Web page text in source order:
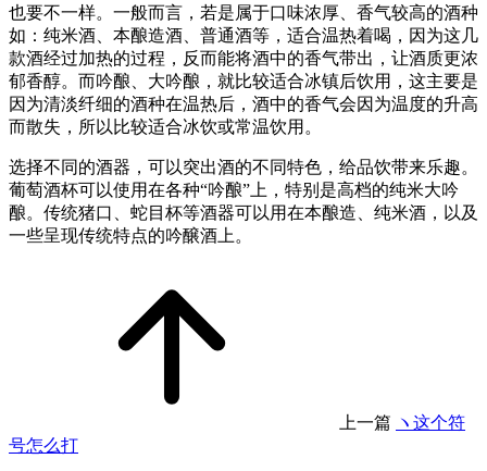
也要不一样。一般而言，若是属于口味浓厚、香气较高的酒种
如：纯米酒、本酿造酒、普通酒等，适合温热着喝，因为这几
款酒经过加热的过程，反而能将酒中的香气带出，让酒质更浓
郁香醇。而吟酿、大吟酿，就比较适合冰镇后饮用，这主要是
因为清淡纤细的酒种在温热后，酒中的香气会因为温度的升高
而散失，所以比较适合冰饮或常温饮用。
选择不同的酒器，可以突出酒的不同特色，给品饮带来乐趣。
葡萄酒杯可以使用在各种“吟酿”上，特别是高档的纯米大吟
酿。传统猪口、蛇目杯等酒器可以用在本酿造、纯米酒，以及
一些呈现传统特点的吟醸酒上。
上一篇 ヽ这个符
号怎么打